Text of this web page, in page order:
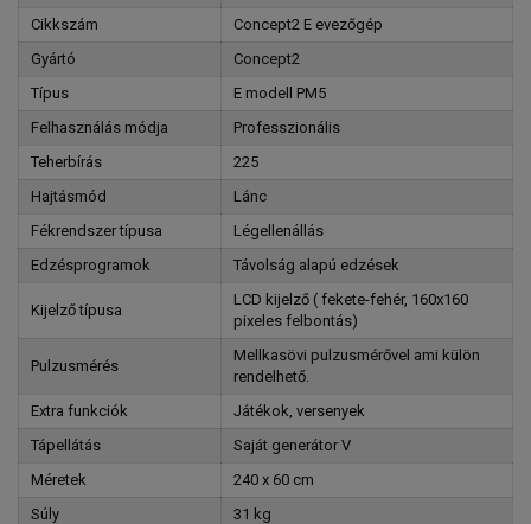
Cikkszám
Concept2 E evezőgép
Gyártó
Concept2
Típus
E modell PM5
Felhasználás módja
Professzionális
Teherbírás
225
Hajtásmód
Lánc
Fékrendszer típusa
Légellenállás
Edzésprogramok
Távolság alapú edzések
Kijelző típusa
LCD kijelző ( fekete-fehér, 160x160
pixeles felbontás)
Pulzusmérés
Mellkasövi pulzusmérővel ami külön
rendelhető.
Extra funkciók
Játékok, versenyek
Tápellátás
Saját generátor V
Méretek
240 x 60 cm
Súly
31 kg